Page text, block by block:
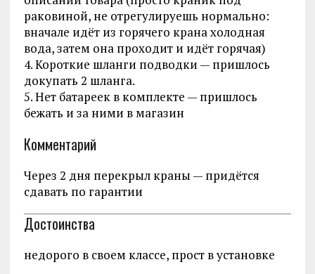
раковиной, не отрегулируешь нормально:
вначале идёт из горячего крана холодная
вода, затем она проходит и идёт горячая)
4. Короткие шланги подводки — пришлось
докупать 2 шланга.
5. Нет батареек в комплекте — пришлось
бежать и за ними в магазин
Комментарий
Через 2 дня перекрыл краны — придётся
сдавать по гарантии
Достоинства
недорого в своем классе, прост в установке